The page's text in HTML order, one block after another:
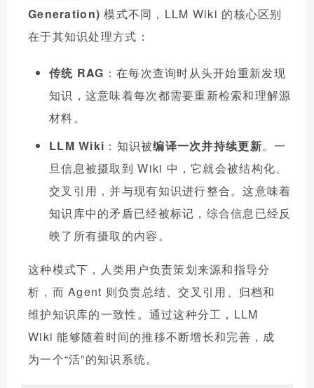
Generation) 模式不同，LLM Wiki 的核心区别
在于其知识处理方式：
传统 RAG ：在每次查询时从头开始重新发现
知识，这意味着每次都需要重新检索和理解源
材料。
LLM Wiki ：知识被编译一次并持续更新。一
旦信息被摄取到 Wiki 中，它就会被结构化、
交叉引用，并与现有知识进行整合。这意味着
知识库中的矛盾已经被标记，综合信息已经反
映了所有摄取的内容。
这种模式下，人类用户负责策划来源和指导分
析，而 Agent 则负责总结、交叉引用、归档和
维护知识库的一致性。通过这种分工，LLM
Wiki 能够随着时间的推移不断增长和完善，成
为一个“活”的知识系统。